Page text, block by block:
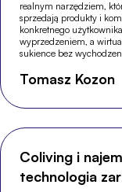
realnym narzędziem,
sprzedają produkty i
konkretnego
wyprzedzeniem, a
sukience bez
Tomasz Kozon
Coliving i
technologia